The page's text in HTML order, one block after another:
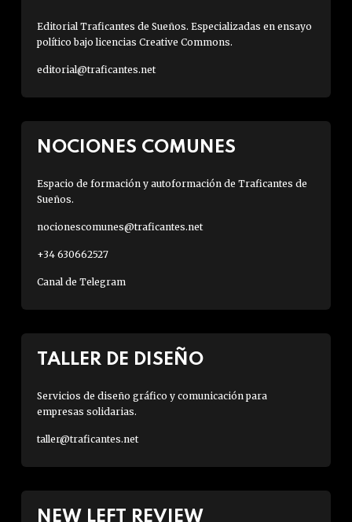
Editorial Traficantes de Sueños. Especializadas en ensayo
político bajo licencias Creative Commons.
editorial@traficantes.net
NOCIONES COMUNES
Espacio de formación y autoformación de Traficantes de
Sueños.
nocionescomunes@traficantes.net
+34 630662527
Canal de Telegram
TALLER DE DISEÑO
Servicios de diseño gráfico y comunicación para
empresas solidarias.
taller@traficantes.net
NEW LEFT REVIEW